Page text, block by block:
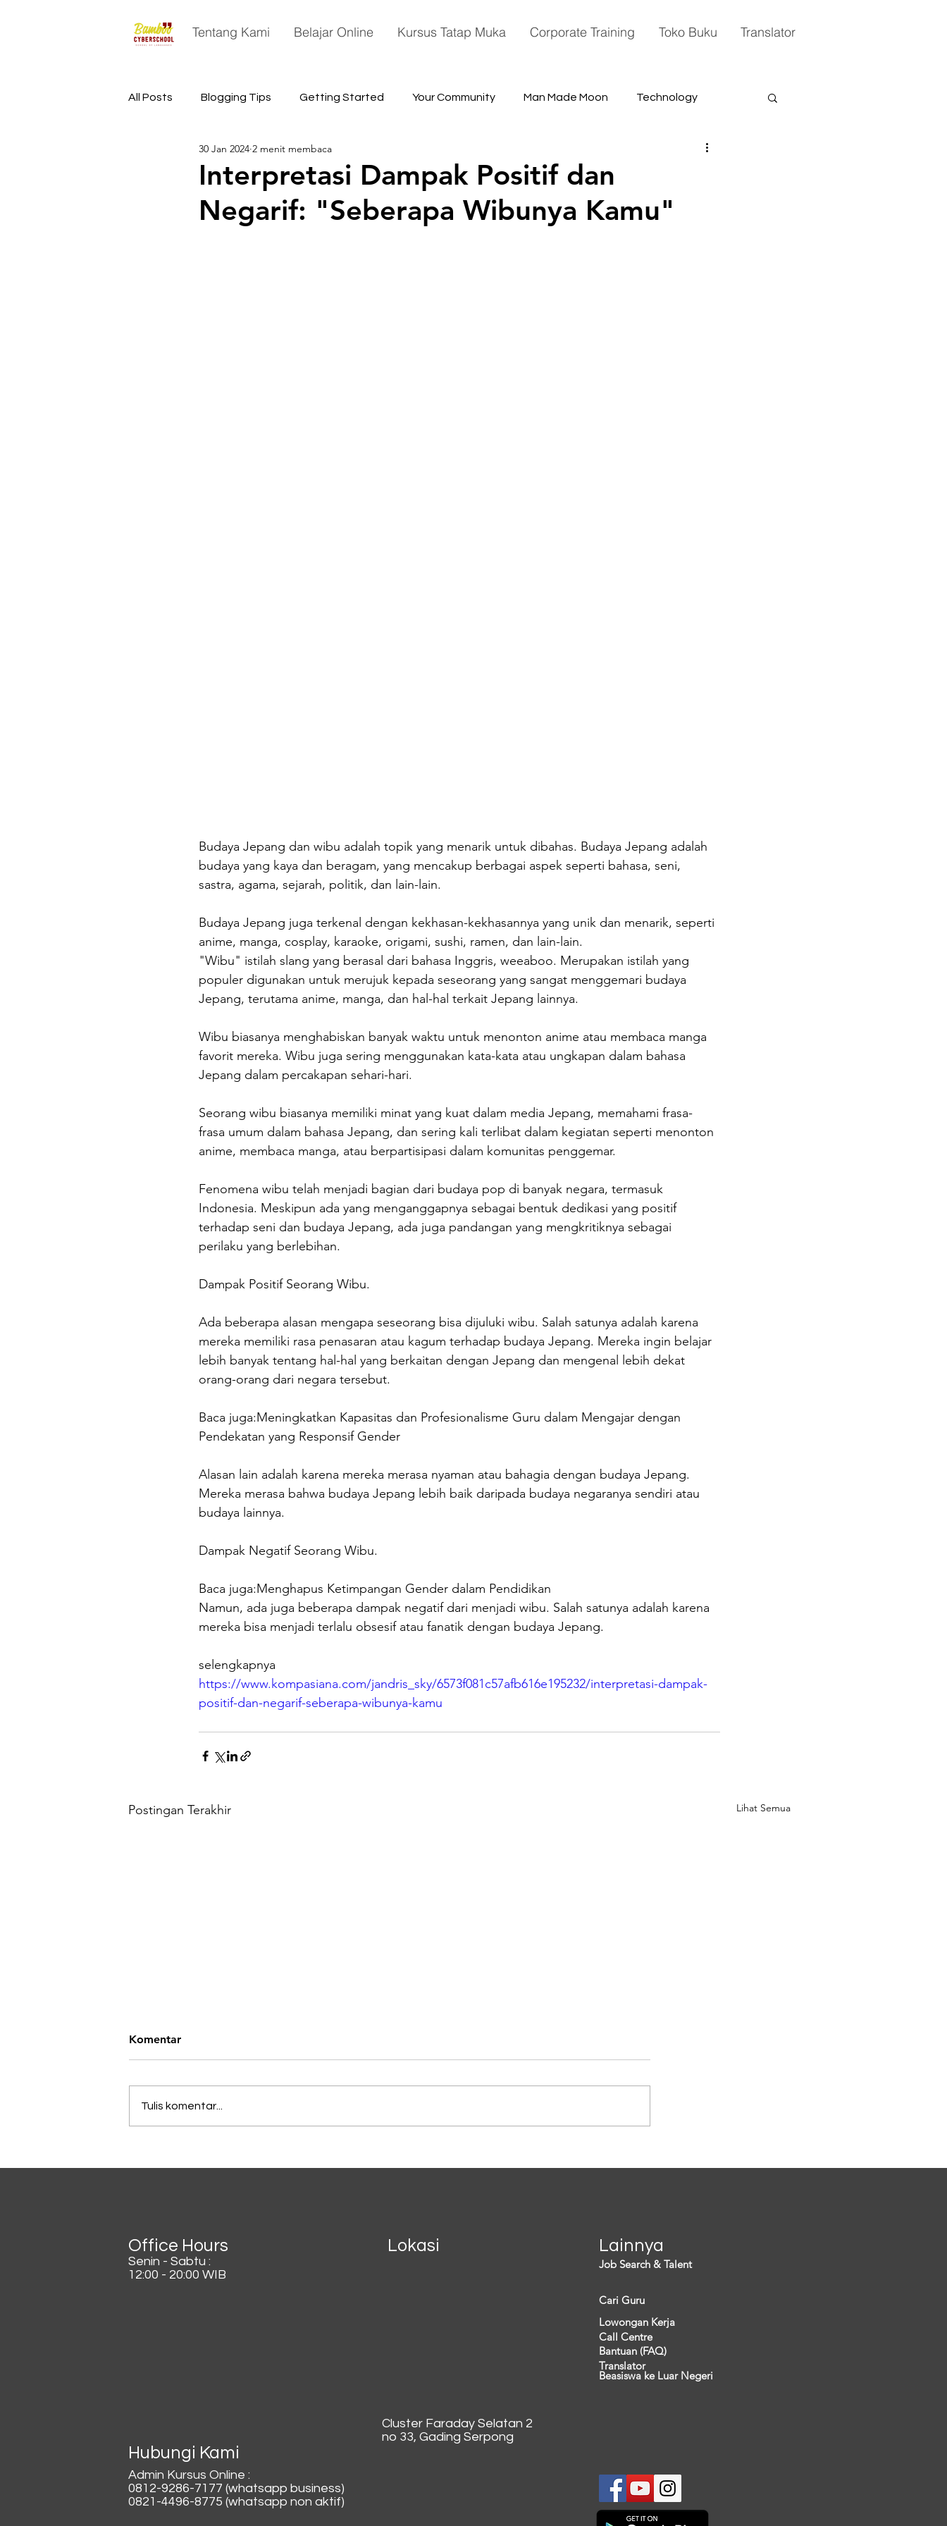
Tentang Kami Belajar Online Kursus Tatap Muka Corporate Training Toko Buku Translator
All Posts Blogging Tips Getting Started Your Community Man Made Moon Technology
Astronomy Space
Interpretasi Dampak Positif dan
Negarif: "Seberapa Wibunya Kamu"
30 Jan 2024 2 menit membaca
Budaya Jepang dan wibu adalah topik yang menarik untuk dibahas. Budaya Jepang adalah
budaya yang kaya dan beragam, yang mencakup berbagai aspek seperti bahasa, seni,
sastra, agama, sejarah, politik, dan lain-lain.
Budaya Jepang juga terkenal dengan kekhasan-kekhasannya yang unik dan menarik, seperti
anime, manga, cosplay, karaoke, origami, sushi, ramen, dan lain-lain.
"Wibu" istilah slang yang berasal dari bahasa Inggris, weeaboo. Merupakan istilah yang
populer digunakan untuk merujuk kepada seseorang yang sangat menggemari budaya
Jepang, terutama anime, manga, dan hal-hal terkait Jepang lainnya.
Wibu biasanya menghabiskan banyak waktu untuk menonton anime atau membaca manga
favorit mereka. Wibu juga sering menggunakan kata-kata atau ungkapan dalam bahasa
Jepang dalam percakapan sehari-hari.
Seorang wibu biasanya memiliki minat yang kuat dalam media Jepang, memahami frasa-
frasa umum dalam bahasa Jepang, dan sering kali terlibat dalam kegiatan seperti menonton
anime, membaca manga, atau berpartisipasi dalam komunitas penggemar.
Fenomena wibu telah menjadi bagian dari budaya pop di banyak negara, termasuk
Indonesia. Meskipun ada yang menganggapnya sebagai bentuk dedikasi yang positif
terhadap seni dan budaya Jepang, ada juga pandangan yang mengkritiknya sebagai
perilaku yang berlebihan.
Dampak Positif Seorang Wibu.
Ada beberapa alasan mengapa seseorang bisa dijuluki wibu. Salah satunya adalah karena
mereka memiliki rasa penasaran atau kagum terhadap budaya Jepang. Mereka ingin belajar
lebih banyak tentang hal-hal yang berkaitan dengan Jepang dan mengenal lebih dekat
orang-orang dari negara tersebut.
Baca juga:Meningkatkan Kapasitas dan Profesionalisme Guru dalam Mengajar dengan
Pendekatan yang Responsif Gender
Alasan lain adalah karena mereka merasa nyaman atau bahagia dengan budaya Jepang.
Mereka merasa bahwa budaya Jepang lebih baik daripada budaya negaranya sendiri atau
budaya lainnya.
Dampak Negatif Seorang Wibu.
Baca juga:Menghapus Ketimpangan Gender dalam Pendidikan
Namun, ada juga beberapa dampak negatif dari menjadi wibu. Salah satunya adalah karena
mereka bisa menjadi terlalu obsesif atau fanatik dengan budaya Jepang.
selengkapnya
https://www.kompasiana.com/jandris_sky/6573f081c57afb616e195232/interpretasi-dampak-
positif-dan-negarif-seberapa-wibunya-kamu
Postingan Terakhir Lihat Semua
Dicampur Irisan Daun
'Hilang'
terendah. Kondisi tersebut juga
tetapi menimbulkan persoalan
Komentar
Tulis komentar...
Office Hours
Senin - Sabtu :
12:00 - 20:00 WIB
Lokasi Lainnya
Job Search & Talent
Cari Guru
Lowongan Kerja
Call Centre
Bantuan (FAQ)
Translator
Beasiswa ke Luar Negeri
Cluster Faraday Selatan 2
no 33, Gading Serpong
Hubungi Kami
Admin Kursus Online :
0812-9286-7177 (whatsapp business)
0821-4496-8775 (whatsapp non aktif)